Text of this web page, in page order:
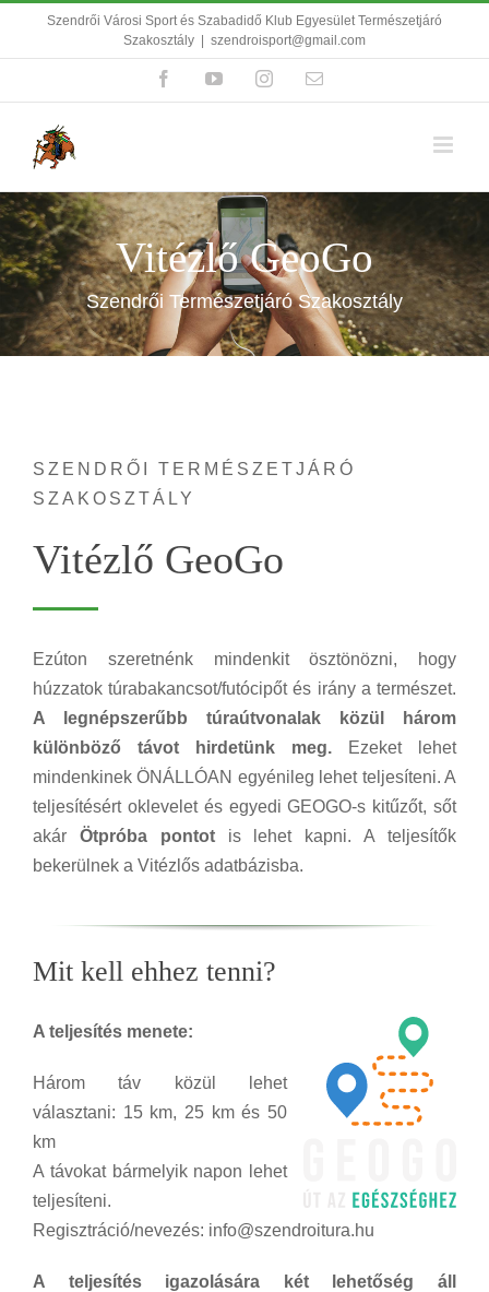
KihagyásSzendrői Városi Sport és Szabadidő Klub Egyesület Természetjáró
Szakosztály
szendroisport@gmail.com
FacebookYouTubeInstagramEmail:
Vitézlő GeoGo
Szendrői Természetjáró Szakosztály
SZENDRŐI TERMÉSZETJÁRÓ
SZAKOSZTÁLY
Vitézlő GeoGo
Ezúton szeretnénk mindenkit ösztönözni, hogy
húzzatok túrabakancsot/futócipőt és irány a természet.
A legnépszerűbb túraútvonalak közül három
különböző távot hirdetünk meg. Ezeket lehet
mindenkinek ÖNÁLLÓAN egyénileg lehet teljesíteni. A
teljesítésért oklevelet és egyedi GEOGO-s kitűzőt, sőt
akár Ötpróba pontotis lehet kapni. A teljesítők
bekerülnek a Vitézlős adatbázisba.
Mit kell ehhez tenni?
A teljesítés menete:
Három táv közül lehet
választani: 15 km, 25 km és 50
km
A távokat bármelyik napon lehet
teljesíteni.
Regisztráció/nevezés: info@szendroitura.hu
A teljesítés igazolására két lehetőség áll